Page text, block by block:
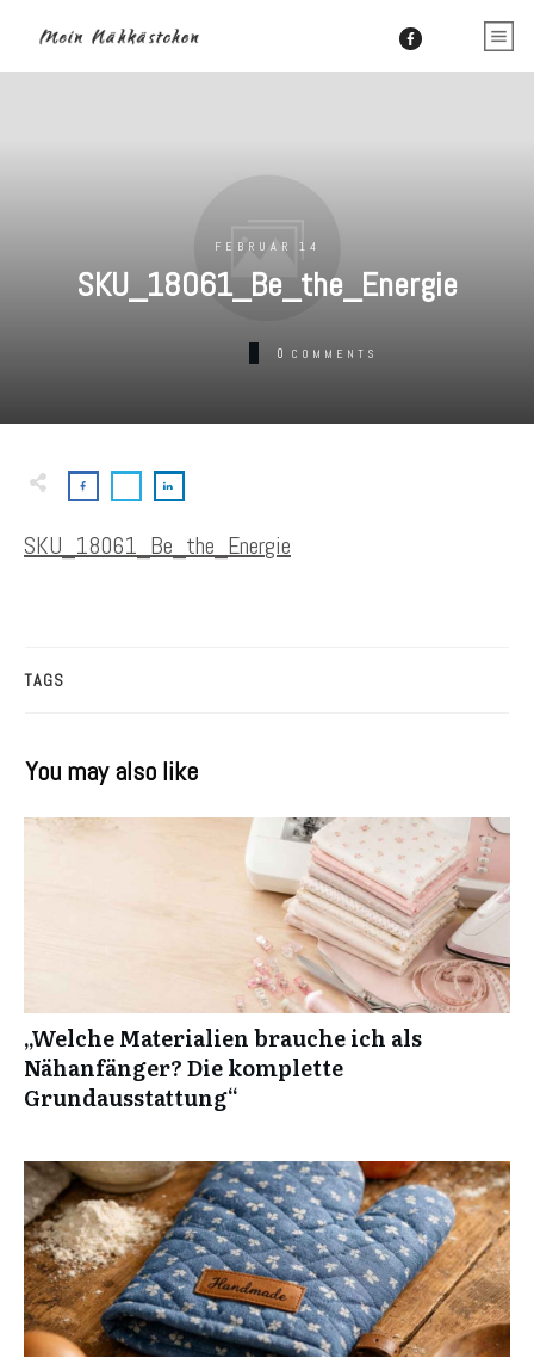
FEBRUAR 14
SKU_18061_Be_the_Energie
0 COMMENTS
SKU_18061_Be_the_Energie
TAGS
You may also like
„Welche Materialien brauche ich als
Nähanfänger? Die komplette
Grundausstattung“